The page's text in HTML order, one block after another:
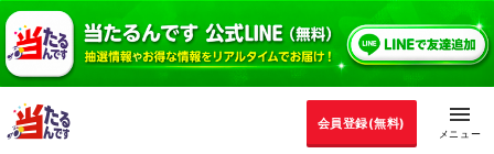
会員登録(無料)